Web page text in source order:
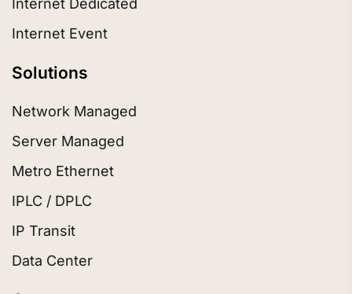
Internet Dedicated
Internet Event
Solutions
Network Managed
Server Managed
Metro Ethernet
IPLC / DPLC
IP Transit
Data Center